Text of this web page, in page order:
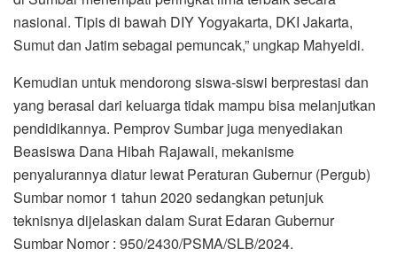
nasional. Tipis di bawah DIY Yogyakarta, DKI Jakarta,
Sumut dan Jatim sebagai pemuncak,” ungkap Mahyeldi.
Kemudian untuk mendorong siswa-siswi berprestasi dan
yang berasal dari keluarga tidak mampu bisa melanjutkan
pendidikannya. Pemprov Sumbar juga menyediakan
Beasiswa Dana Hibah Rajawali, mekanisme
penyalurannya diatur lewat Peraturan Gubernur (Pergub)
Sumbar nomor 1 tahun 2020 sedangkan petunjuk
teknisnya dijelaskan dalam Surat Edaran Gubernur
Sumbar Nomor : 950/2430/PSMA/SLB/2024.